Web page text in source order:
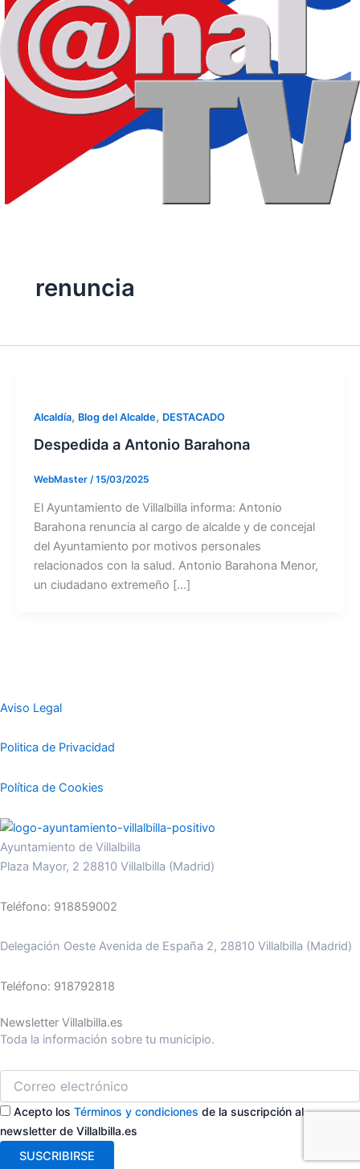
renuncia
Alcaldía, Blog del Alcalde, DESTACADO
Despedida a Antonio Barahona
WebMaster /15/03/2025
El Ayuntamiento de Villalbilla informa: Antonio
Barahona renuncia al cargo de alcalde y de concejal
del Ayuntamiento por motivos personales
relacionados con la salud. Antonio Barahona Menor,
un ciudadano extremeño […]
Aviso Legal
Politica de Privacidad
Política de Cookies
Ayuntamiento de Villalbilla
Plaza Mayor, 2 28810 Villalbilla (Madrid)
Teléfono: 918859002
Delegación Oeste Avenida de España 2, 28810 Villalbilla (Madrid)
Teléfono: 918792818
Newsletter Villalbilla.es
Toda la información sobre tu municipio.
Acepto los Términos y condiciones de la suscripción al
newsletter de Villalbilla.es
SUSCRIBIRSE